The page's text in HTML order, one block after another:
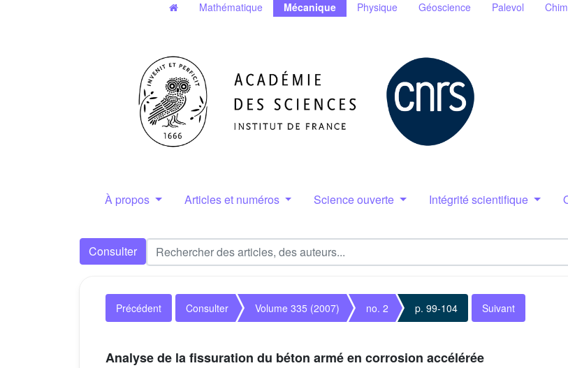
Mathématique Mécanique Physique Géoscience Palevol
À propos Articles et numéros Science ouverte Intégrité scientifique
Consulter
Précédent Consulter Volume 335 (2007) no. 2 p. 99-104 Suivant
Analyse de la fissuration du béton armé en corrosion accélérée